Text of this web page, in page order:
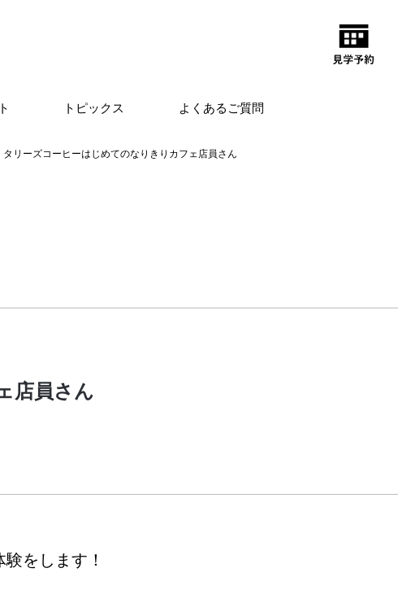
トピックス よくあるご質問
タリーズコーヒーはじめてのなりきりカフェ店員さん
店員さん
をします！